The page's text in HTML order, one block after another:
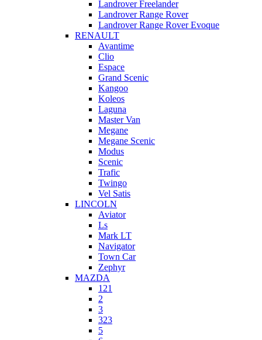
Landrover Freelander
Landrover Range Rover
Landrover Range Rover Evoque
RENAULT
Avantime
Clio
Espace
Grand Scenic
Kangoo
Koleos
Laguna
Master Van
Megane
Megane Scenic
Modus
Scenic
Trafic
Twingo
Vel Satis
LINCOLN
Aviator
Ls
Mark LT
Navigator
Town Car
Zephyr
MAZDA
121
2
3
323
5